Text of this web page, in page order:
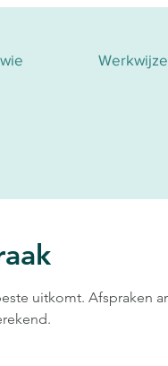
Werkwijze
uitkomt. Afspraken